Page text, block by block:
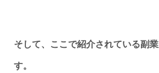
そして、ここで紹介されている副
す。